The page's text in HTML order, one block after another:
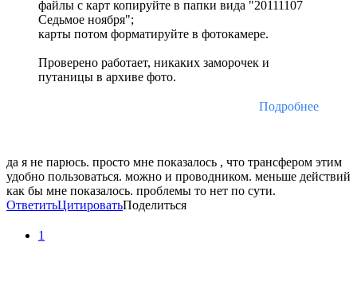
файлы с карт копируйте в папки вида "20111107
Седьмое ноября";
карты потом форматируйте в фотокамере.
Проверено работает, никаких заморочек и
путаницы в архиве фото.
Подробнее
да я не парюсь. просто мне показалось , что трансфером этим
удобно пользоваться. можно и проводником. меньше действий
как бы мне показалось. проблемы то нет по сути.
ОтветитьЦитироватьПоделиться
1